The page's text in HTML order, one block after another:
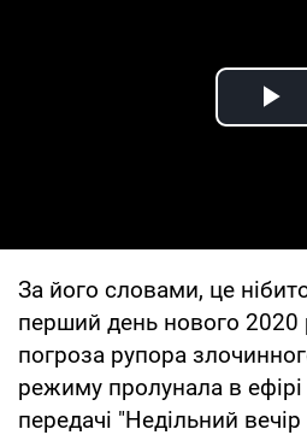
За його словами, це
перший день нового 2020
погроза рупора
режиму пролунала в ефірі
передачі "Недільний